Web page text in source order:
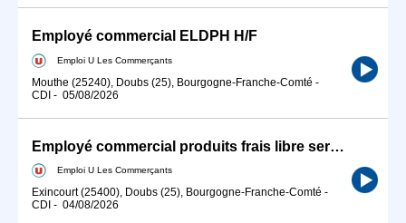
Employé commercial ELDPH H/F
Emploi U Les Commerçants
Mouthe (25240), Doubs (25), Bourgogne-Franche-Comté -
CDI - 05/08/2026
Employé commercial produits frais libre service H/F
Emploi U Les Commerçants
Exincourt (25400), Doubs (25), Bourgogne-Franche-Comté -
CDI - 04/08/2026